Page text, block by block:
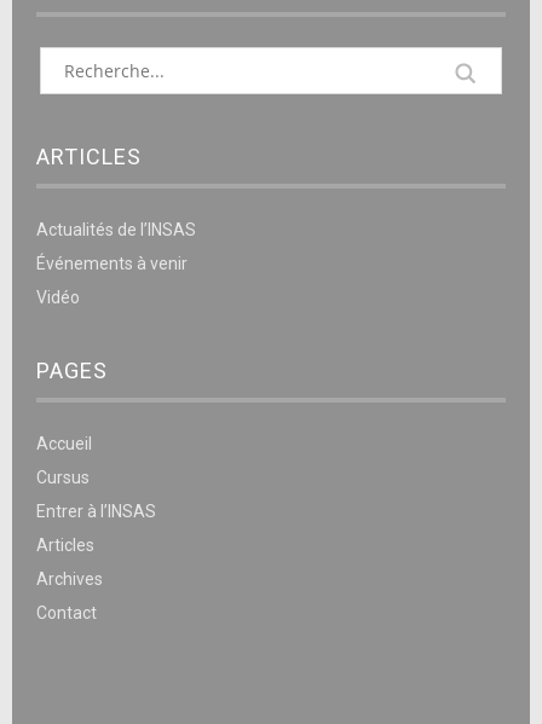
ARTICLES
Actualités de l’INSAS
Événements à venir
Vidéo
PAGES
Accueil
Cursus
Entrer à l’INSAS
Articles
Archives
Contact